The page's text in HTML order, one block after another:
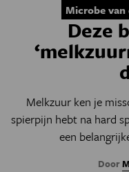
Microbe van
Deze
Melkzuur ken je
spierpijn hebt na hard
een
Door